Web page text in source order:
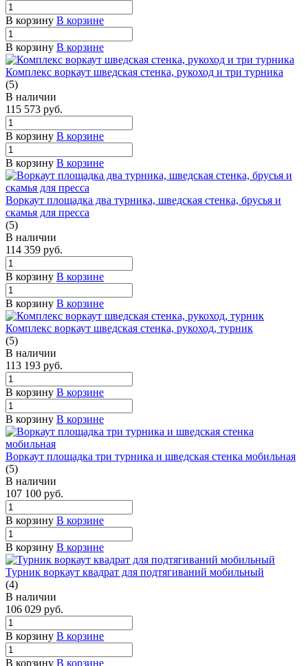
В корзину В корзине
В корзину В корзине
Комплекс воркаут шведская стенка, рукоход и три турника
(5)
В наличии
115 573 руб.
В корзину В корзине
В корзину В корзине
Воркаут площадка два турника, шведская стенка, брусья и
скамья для пресса
(5)
В наличии
114 359 руб.
В корзину В корзине
В корзину В корзине
Комплекс воркаут шведская стенка, рукоход, турник
(5)
В наличии
113 193 руб.
В корзину В корзине
В корзину В корзине
Воркаут площадка три турника и шведская стенка мобильная
(5)
В наличии
107 100 руб.
В корзину В корзине
В корзину В корзине
Турник воркаут квадрат для подтягиваний мобильный
(4)
В наличии
106 029 руб.
В корзину В корзине
В корзину В корзине